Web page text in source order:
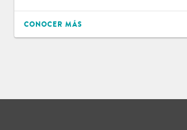
CONOCER MÁS